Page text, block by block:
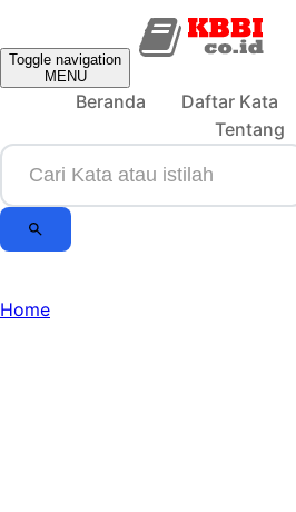
Toggle navigation
MENU
Beranda Daftar Kata
Tentang
Home